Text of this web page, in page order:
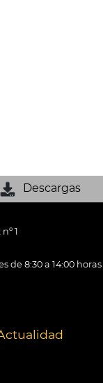
Descargas
1
de 8:30 a 14:00 horas